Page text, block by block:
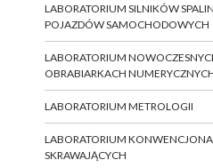
LABORATORIUM SILNIKÓW
POJAZDÓW SAMOCHODOWYCH
LABORATORIUM
OBRABIARKACH
LABORATORIUM METROLOGII
LABORATORIUM
SKRAWAJĄCYCH